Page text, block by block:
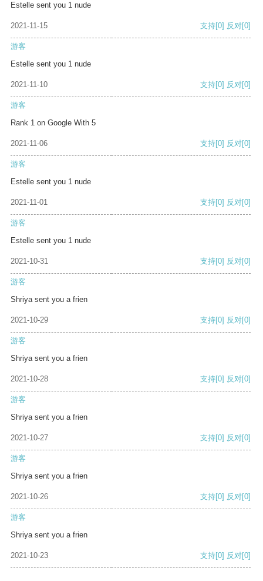
Estelle sent you 1 nude
2021-11-15 支持[0] 反对[0]
游客
Estelle sent you 1 nude
2021-11-10 支持[0] 反对[0]
游客
Rank 1 on Google With 5
2021-11-06 支持[0] 反对[0]
游客
Estelle sent you 1 nude
2021-11-01 支持[0] 反对[0]
游客
Estelle sent you 1 nude
2021-10-31 支持[0] 反对[0]
游客
Shriya sent you a frien
2021-10-29 支持[0] 反对[0]
游客
Shriya sent you a frien
2021-10-28 支持[0] 反对[0]
游客
Shriya sent you a frien
2021-10-27 支持[0] 反对[0]
游客
Shriya sent you a frien
2021-10-26 支持[0] 反对[0]
游客
Shriya sent you a frien
2021-10-23 支持[0] 反对[0]